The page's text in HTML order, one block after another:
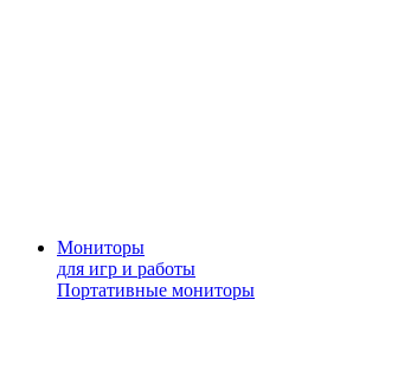
Мониторы
для игр и работы
Портативные мониторы